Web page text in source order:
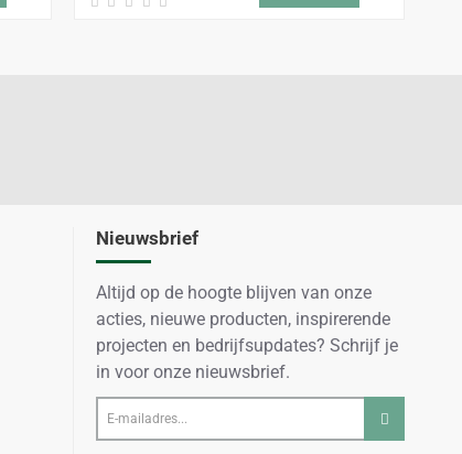
Nieuwsbrief
Altijd op de hoogte blijven van onze
acties, nieuwe producten, inspirerende
projecten en bedrijfsupdates? Schrijf je
in voor onze nieuwsbrief.
E-
mailadres...